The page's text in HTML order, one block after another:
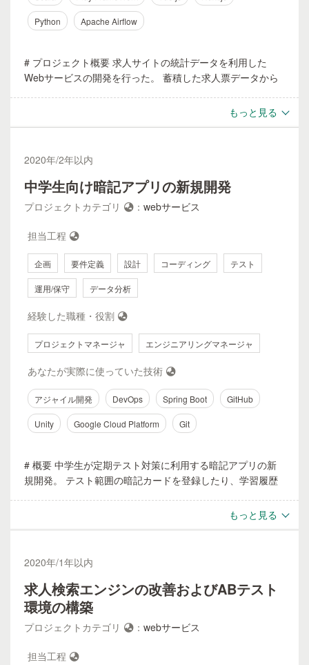
Python Apache Airflow
# プロジェクト概要 求人サイトの統計データを利用した
Webサービスの開発を行った。 蓄積した求人票データから
Webページとして公開する。 ## チーム構成 プランナー1
## 仕様技術 ### フロントエンド Vue.js, Nuxt.js ###
WebAPI PlayFramework, Scala ### バッチ処理 Python,
Apache AirFlow, AWS Glue Job # 取り組んだ課題と成果 ##
要求分析しながら全般的な開発を担当 完全新規のコンテン
ツであり不確実性が高いプロジェクトであったため、要求分
析と開発を早いサイクルで回す必要があった。 サイクルの
実現するために開発者として複数の立場からプロジェクトを
推進した。 例えば、フロントエンドエンジニアとしてデザ
イナーと共にユーザーへの見せ方の検討、サーバーサイドエ
ンジニアとしてデータ分析チームと数値の正当性やETL処理
果、早期リリースが可能になりユーザーの反応を見ながらコ
ンテンツ拡張や修正が可能になった。
もっと見る
2020年/2年以内
中学生向け暗記アプリの新規開発
プロジェクトカテゴリ ： webサービス
担当工程
企画 要件定義 設計 コーディング テスト
運用/保守 データ分析
経験した職種・役割
プロジェクトマネージャ エンジニアリングマネージャ
あなたが実際に使っていた技術
アジャイル開発 DevOps Spring Boot GitHub
Unity Google Cloud Platform Git
# 概要 中学生が定期テスト対策に利用する暗記アプリの新
規開発。 テスト範囲の暗記カードを登録したり、学習履歴
ター DevOpsリード # 期間・規模 2020/7~2021/9 PO1名、
当とのコミュニケーション プロダクトバックログの作成支
援や要件スコープの調整を行った。 デモを実際に触っても
らって意見をもらう工程を大切にした。 - 開発チームが集中
できる環境づくり コーディングや設計に時間がかけられる
ように 差し込みの会議体を朝か夕方に制限するなどをルー
ル化したり Dangerを用いてPullRequestやLint適応の自動チ
環境を構築しリードタイムを削減した ### 課題 立ち上げて
もっと見る
2020年/1年以内
求人検索エンジンの改善およびABテスト
環境の構築
プロジェクトカテゴリ ： webサービス
担当工程